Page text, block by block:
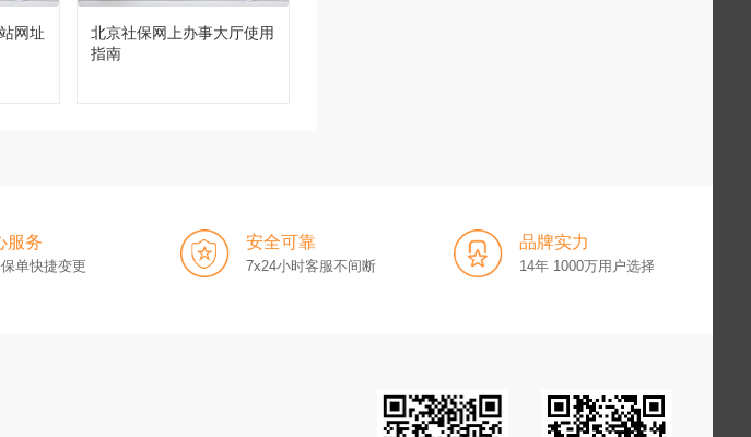
网址
北京社保网上办事大厅使用
指南
服务
单快捷变更
安全可靠
7x24小时客服不间断
品牌实力
14年 1000万用户选择